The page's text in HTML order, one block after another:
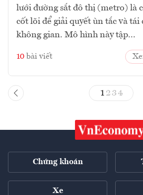
lưới đường sắt đô thị (metro) là
cốt lõi để giải quyết ùn tắc và tái
không gian. Mô hình này tập...
10 bài viết
1 23 4
Chứng khoán
Xe